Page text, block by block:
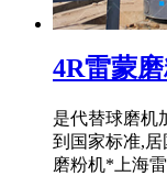
4R雷蒙
是代替球磨机
到国家标准,
磨粉机*上海